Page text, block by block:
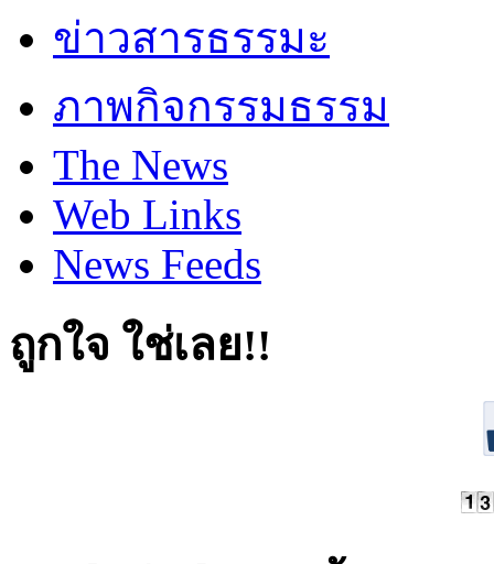
ข่าวสารธรรมะ
ภาพกิจกรรมธรรม
The News
Web Links
News Feeds
ถูกใจ ใช่เลย!!